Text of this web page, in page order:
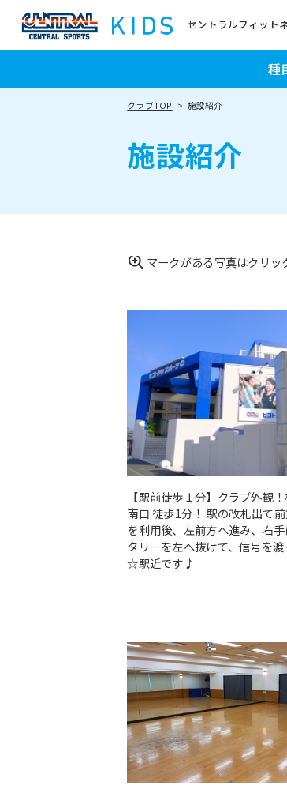
セントラルフィット
種
クラブTOP 施設紹介
施設紹介
マークがある写真はクリッ
【駅前徒歩１分】クラブ外観
南口 徒歩1分！ 駅の改札出て
を利用後、左前方へ進み、右
タリーを左へ抜けて、信号を
☆駅近です♪